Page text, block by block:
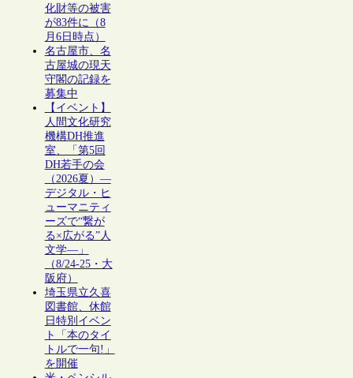
化財等の被害
が83件に（8
月6日時点）
名古屋市、名
古屋城の現天
守閣の記録を
募集中
【イベント】
人間文化研究
機構DH推進
室、「第5回
DH若手の会
（2026夏）―
デジタル・ヒ
ューマニティ
ーズで“繋が
る×広がる”人
文学―」
（8/24-25・大
阪府）
埼玉県立久喜
図書館、休館
日特別イベン
ト「本のタイ
トルで一句!」
を開催